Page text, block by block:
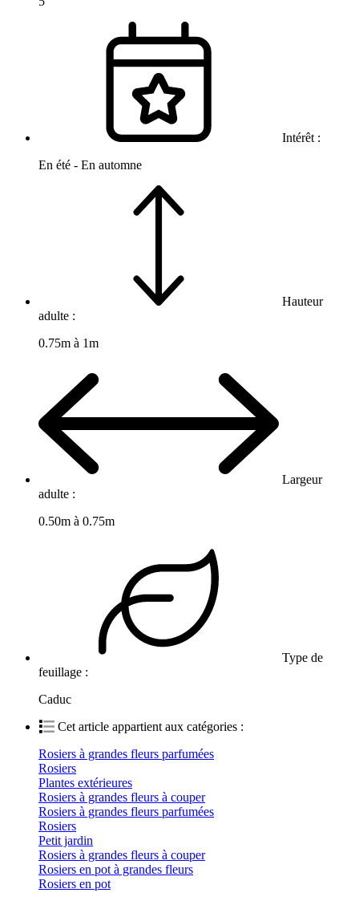
Intérêt :
En été - En automne
Hauteur
adulte :
0.75m à 1m
Largeur
adulte :
0.50m à 0.75m
Type de
feuillage :
Caduc
Cet article appartient aux catégories :
Rosiers à grandes fleurs parfumées
Rosiers
Plantes extérieures
Rosiers à grandes fleurs à couper
Rosiers à grandes fleurs parfumées
Rosiers
Petit jardin
Rosiers à grandes fleurs à couper
Rosiers en pot à grandes fleurs
Rosiers en pot